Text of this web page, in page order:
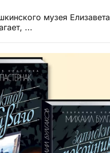
музея Елизавета
...